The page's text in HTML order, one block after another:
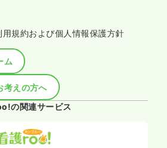
規約および個人情報保護方針
ム
考えの方へ
の関連サービス